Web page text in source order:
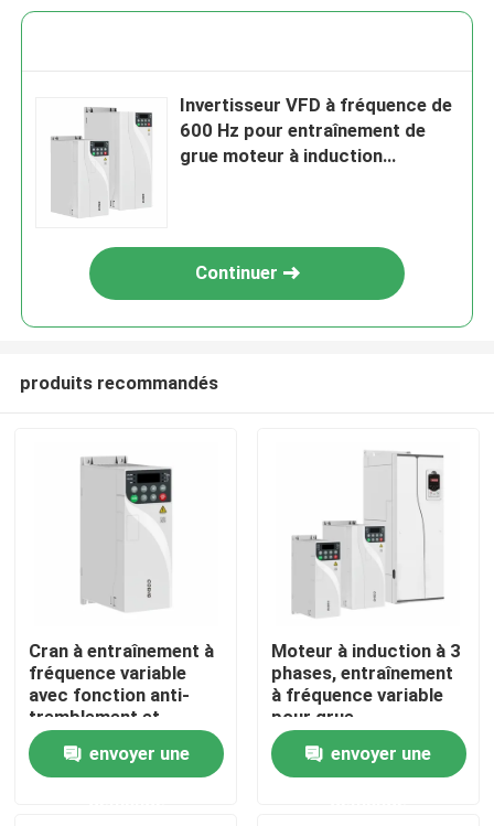
À la maison
Produits
Invertisseur VFD à fréquence de
600 Hz pour entraînement de
grue moteur à induction
Continuer
produits recommandés
Cran à entraînement à
fréquence variable
avec fonction anti-
tremblement et
capacité de surcharge
de 180%envoyer une
Moteur à induction à 3
phases, entraînement
à fréquence variable
pour grue
Accélération de
courbe Ac S
Décélération
envoyer une